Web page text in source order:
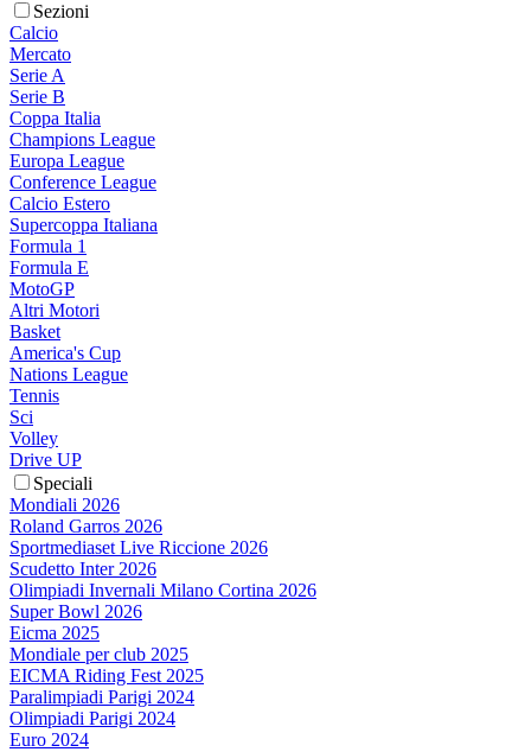
Sezioni
Calcio
Mercato
Serie A
Serie B
Coppa Italia
Champions League
Europa League
Conference League
Calcio Estero
Supercoppa Italiana
Formula 1
Formula E
MotoGP
Altri Motori
Basket
America's Cup
Nations League
Tennis
Sci
Volley
Drive UP
Speciali
Mondiali 2026
Roland Garros 2026
Sportmediaset Live Riccione 2026
Scudetto Inter 2026
Olimpiadi Invernali Milano Cortina 2026
Super Bowl 2026
Eicma 2025
Mondiale per club 2025
EICMA Riding Fest 2025
Paralimpiadi Parigi 2024
Olimpiadi Parigi 2024
Euro 2024